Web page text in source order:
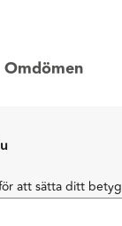
Omdömen
att sätta ditt betyg